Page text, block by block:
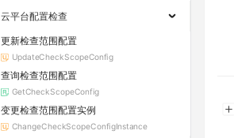
云平台配置检查
更新检查范围配置
UpdateCheckScopeConfig
查询检查范围配置
GetCheckScopeConfig
变更检查范围配置实例
ChangeCheckScopeConfigInstance